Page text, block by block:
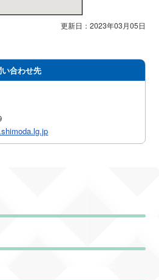
更新日：2023年03月05日
合わせ先